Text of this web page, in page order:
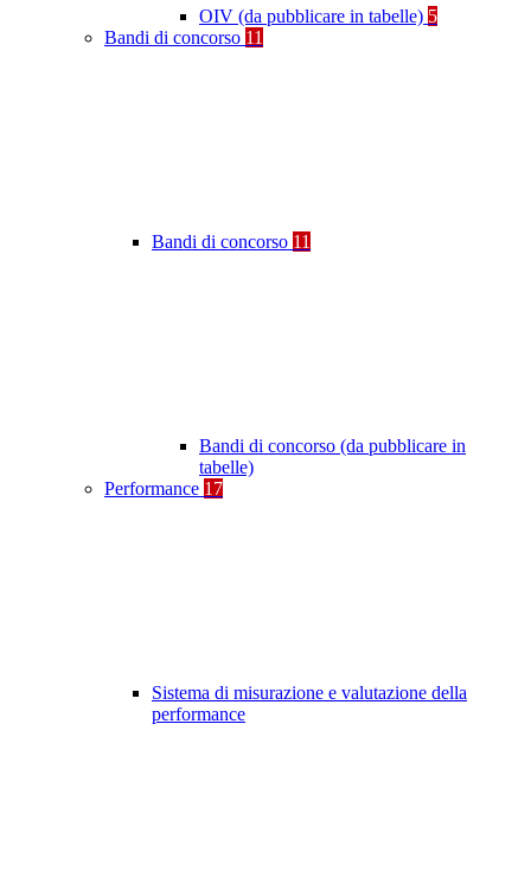
OIV (da pubblicare in tabelle) 5
Bandi di concorso 11
Bandi di concorso 11
Bandi di concorso (da pubblicare in
tabelle)
Performance 17
Sistema di misurazione e valutazione della
performance